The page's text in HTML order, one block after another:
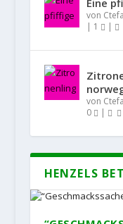
von
| 1 |
von
0
|
HENZELS